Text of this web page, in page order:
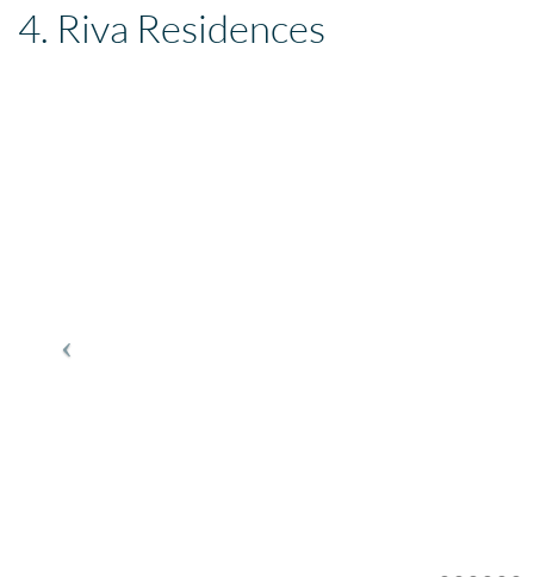
4. Riva Residences